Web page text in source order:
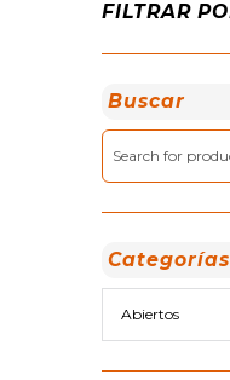
FILTRAR
Buscar
Categorías